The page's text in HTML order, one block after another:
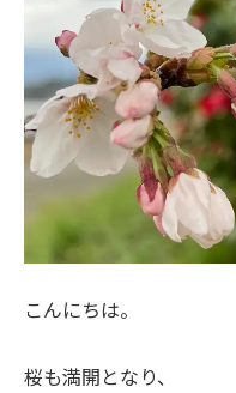
こんにちは。
桜も満開となり、